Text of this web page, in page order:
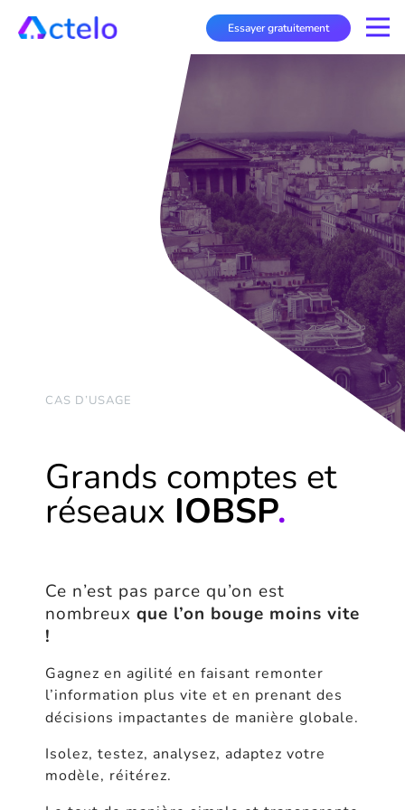
Essayer gratuitement
CAS D’USAGE
Grands comptes et
réseaux IOBSP.
Ce n’est pas parce qu’on est
nombreux que l’on bouge moins vite
!
Gagnez en agilité en faisant remonter
l’information plus vite et en prenant des
décisions impactantes de manière globale.
Isolez, testez, analysez, adaptez votre
modèle, réitérez.